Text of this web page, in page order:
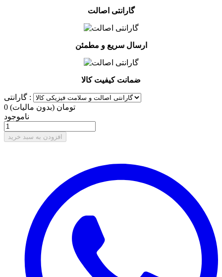
گارانتی اصالت
ارسال سریع و مطمئن
ضمانت کیفیت کالا
گارانتی :
0 تومان (بدون مالیات)
ناموجود
افزودن به سبد خرید